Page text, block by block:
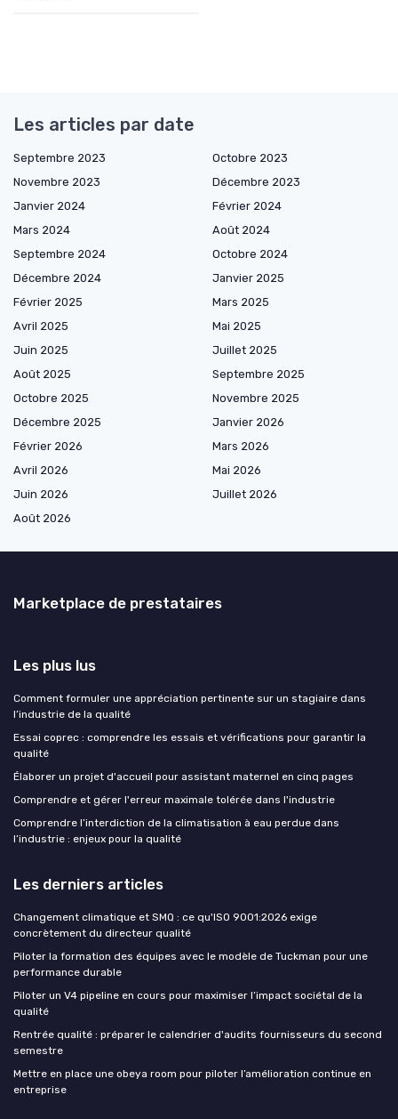
Les articles par date
Septembre 2023
Octobre 2023
Novembre 2023
Décembre 2023
Janvier 2024
Février 2024
Mars 2024
Août 2024
Septembre 2024
Octobre 2024
Décembre 2024
Janvier 2025
Février 2025
Mars 2025
Avril 2025
Mai 2025
Juin 2025
Juillet 2025
Août 2025
Septembre 2025
Octobre 2025
Novembre 2025
Décembre 2025
Janvier 2026
Février 2026
Mars 2026
Avril 2026
Mai 2026
Juin 2026
Juillet 2026
Août 2026
Marketplace de prestataires
Les plus lus
Comment formuler une appréciation pertinente sur un stagiaire dans
l’industrie de la qualité
Essai coprec : comprendre les essais et vérifications pour garantir la
qualité
Élaborer un projet d'accueil pour assistant maternel en cinq pages
Comprendre et gérer l'erreur maximale tolérée dans l'industrie
Comprendre l’interdiction de la climatisation à eau perdue dans
l’industrie : enjeux pour la qualité
Les derniers articles
Changement climatique et SMQ : ce qu'ISO 9001:2026 exige
concrètement du directeur qualité
Piloter la formation des équipes avec le modèle de Tuckman pour une
performance durable
Piloter un V4 pipeline en cours pour maximiser l’impact sociétal de la
qualité
Rentrée qualité : préparer le calendrier d'audits fournisseurs du second
semestre
Mettre en place une obeya room pour piloter l’amélioration continue en
entreprise